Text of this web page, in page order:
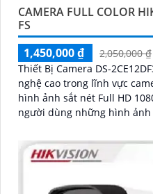
CAMERA FULL COLOR
FS
1,450,000 ₫
2,050,000 ₫
Thiết Bị Camera DS-
nghệ cao trong lĩnh vực camera an
hình ảnh sắt nét Full HD
người dùng những hình